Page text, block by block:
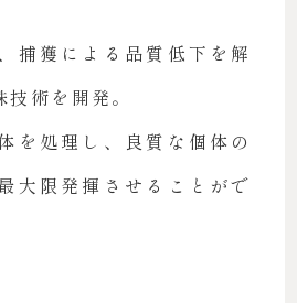
捕獲による品質低下を解
術を開発。
を処理し、良質な個体の
大限発揮させることがで